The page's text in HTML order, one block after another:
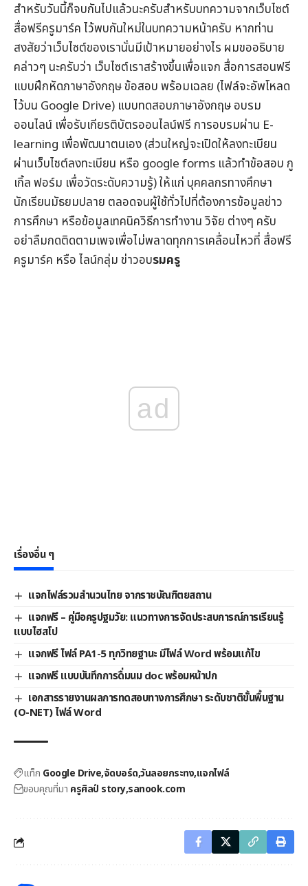
สำหรับวันนี้ก็จบกันไปแล้วนะครับสำหรับบทความจากเว็บไซต์
สื่อฟรีครูมาร์คไว้พบกันใหม่ในบทความหน้าครับ หากท่าน
สงสัยว่าเว็บไซต์ของเรานั่นมีเป้าหมายอย่างไร ผมขออธิบาย
คล่าวๆ นะครับว่า เว็บไซต์เราสร้างขึ้นเพื่อแจก สื่อการสอนฟรี
แบบฝึกหัดภาษาอังกฤษข้อสอบพร้อมเฉลย (ไฟล์จะอัพโหลด
ไว้บน Google Drive) แบบทดสอบภาษาอังกฤษอบรม
ออนไลน์ เพื่อรับเกียรติบัตรออนไลน์ฟรี การอบรมผ่าน E-
learning เพื่อพัฒนาตนเอง (ส่วนใหญ่จะเปิดให้ลงทะเบียน
ผ่านเว็บไซต์ลงทะเบียน หรือ google forms แล้วทำข้อสอบ กู
เกิ้ล ฟอร์ม เพื่อวัดระดับความรู้) ให้แก่ บุคคลกรทางศึกษา
นักเรียนมัธยมปลาย ตลอดจนผู้ใช้ทั่วไปที่ต้องการข้อมูลข่าว
การศึกษา หรือข้อมูลเทคนิควิธีการทำงาน วิจัย ต่างๆ ครับ
อย่าลืมกดติดตามเพจเพื่อไม่พลาดทุกการเคลื่อนไหวที่ สื่อฟรี
ครูมาร์ค หรือ ไลน์กลุ่มข่าวอบรมครู
ad
เรื่องอื่น ๆ
แจกไฟล์รวมสำนวนไทย จากราชบัณฑิตยสถาน
แจกฟรี – คู่มือครูปฐมวัย: แนวทางการจัดประสบการณ์การเรียนรู้
แบบไฮสโป
แจกฟรี ไฟล์ PA1-5 ทุกวิทยฐานะ มีไฟล์ Word พร้อมแก้ไข
แจกฟรี แบบบันทึกการดื่มนม doc พร้อมหน้าปก
เอกสารรายงานผลการทดสอบทางการศึกษา ระดับชาติขั้นพื้นฐาน
(O-NET) ไฟล์ Word
แท็ก Google Drive จัดบอร์ดวันลอยกระทง แจกไฟล์
ขอบคุณที่มา ครูศิลป์ story sanook.com